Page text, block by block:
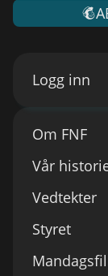
Om FNF
Vår
Vedtekter
Styret
Logg inn